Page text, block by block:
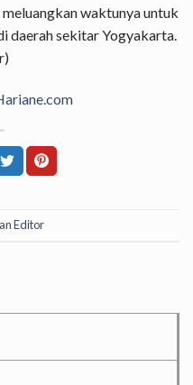
waktunya untuk
daerah sekitar Yogyakarta.
Editor